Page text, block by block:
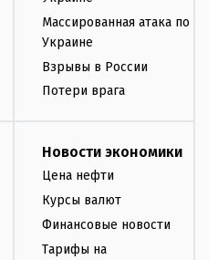
Массированная атака по
Украине
Взрывы в России
Потери врага
Новости экономики
Цена нефти
Курсы валют
Финансовые новости
Тарифы на